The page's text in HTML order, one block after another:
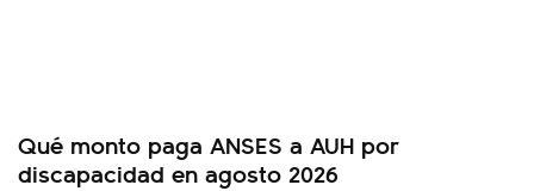
Qué monto paga ANSES a AUH por
discapacidad en agosto 2026